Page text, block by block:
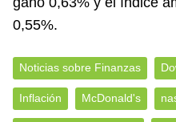
0,55%.
Noticias sobre Finanzas
Inflación McDonald's